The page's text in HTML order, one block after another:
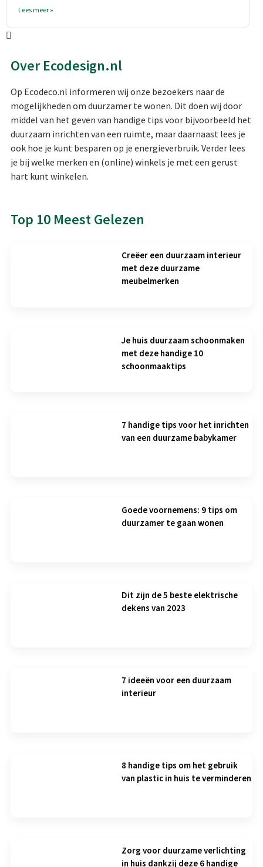
Lees meer »
Over Ecodesign.nl
Op Ecodeco.nl informeren wij onze bezoekers naar de
mogelijkheden om duurzamer te wonen. Dit doen wij door
middel van het geven van handige tips voor bijvoorbeeld het
duurzaam inrichten van een ruimte, maar daarnaast lees je
ook hoe je kunt besparen op je energieverbruik. Verder lees
je bij welke merken en (online) winkels je met een gerust
hart kunt winkelen.
Top 10 Meest Gelezen
Creëer een duurzaam interieur
met deze duurzame
meubelmerken
Je huis duurzaam schoonmaken
met deze handige 10
schoonmaaktips
7 handige tips voor het inrichten
van een duurzame babykamer
Goede voornemens: 9 tips om
duurzamer te gaan wonen
Dit zijn de 5 beste elektrische
dekens van 2023
7 ideeën voor een duurzaam
interieur
8 handige tips om het gebruik
van plastic in huis te verminderen
Zorg voor duurzame verlichting
in huis dankzij deze 6 handige